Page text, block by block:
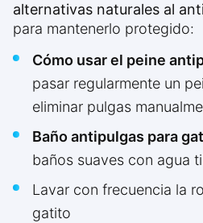
alternativas naturales al
para mantenerlo protegido:
Cómo usar el peine
pasar regularmente un
eliminar pulgas
Baño antipulgas para
baños suaves con agua
Lavar con frecuencia la
gatito